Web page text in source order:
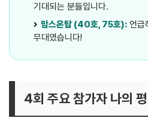
기대되는 분들입니다.
맘스온탑 (40호, 75호): 언급
무대였습니다!
4회 주요 참가자 나의